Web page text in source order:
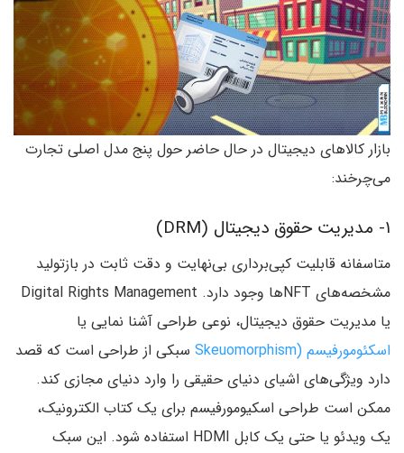
بازار کالاهای دیجیتال در حال حاضر حول پنج مدل اصلی تجارت
می‌چرخند:
۱- مدیریت حقوق دیجیتال (DRM)
متاسفانه قابلیت کپی‌برداری بی‌نهایت و دقت ثابت در بازتولید
مشخصه‌های NFTها وجود دارد. Digital Rights Management
یا مدیریت حقوق دیجیتال، نوعی طراحی آشنا نمایی یا
اسکئومورفیسم (Skeuomorphism
سبکی از طراحی است که قصد
دارد ویژگی‌های اشیای دنیای حقیقی را وارد دنیای مجازی کند.
ممکن است طراحی اسکیومورفیسم برای یک کتاب الکترونیک،
یک ویدئو یا حتی یک کابل HDMI استفاده شود. این سبک